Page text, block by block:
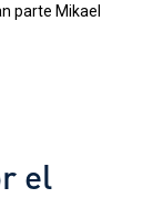
parte Mikael
el